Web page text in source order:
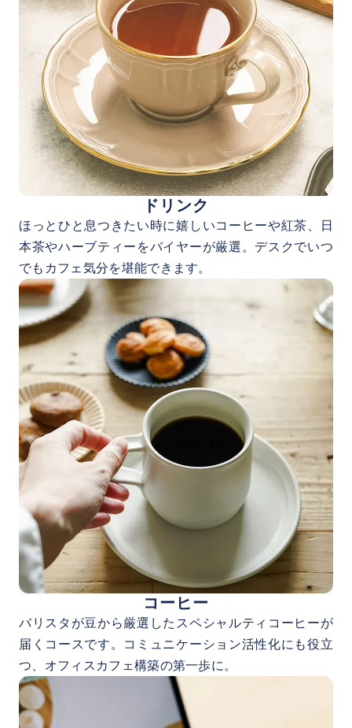
ドリンク
ほっとひと息つきたい時に嬉しいコーヒーや紅茶、日
本茶やハーブティーをバイヤーが厳選。デスクでいつ
でもカフェ気分を堪能できます。
コーヒー
バリスタが豆から厳選したスペシャルティコーヒーが
届くコースです。コミュニケーション活性化にも役立
つ、オフィスカフェ構築の第一歩に。